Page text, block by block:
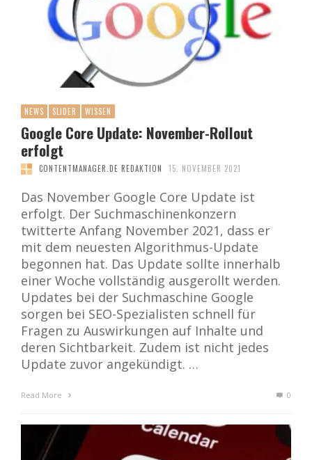
NEWS SLIDER WISSEN
Google Core Update: November-Rollout
erfolgt
CONTENTMANAGER.DE REDAKTION 15. NOVEMBER 2021
Das November Google Core Update ist
erfolgt. Der Suchmaschinenkonzern
twitterte Anfang November 2021, dass er
mit dem neuesten Algorithmus-Update
begonnen hat. Das Update sollte innerhalb
einer Woche vollständig ausgerollt werden.
Updates bei der Suchmaschine Google
sorgen bei SEO-Spezialisten schnell für
Fragen zu Auswirkungen auf Inhalte und
deren Sichtbarkeit. Zudem ist nicht jedes
Update zuvor angekündigt. …
Read More 0